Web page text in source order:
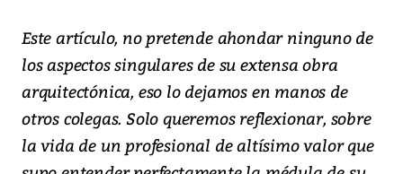
Este artículo, no pretende ahondar ninguno de
los aspectos singulares de su extensa obra
arquitectónica, eso lo dejamos en manos de
otros colegas. Solo queremos reflexionar, sobre
la vida de un profesional de altísimo valor que